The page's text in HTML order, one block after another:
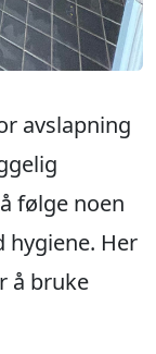
avslapning
følge noen
hygiene. Her
å bruke